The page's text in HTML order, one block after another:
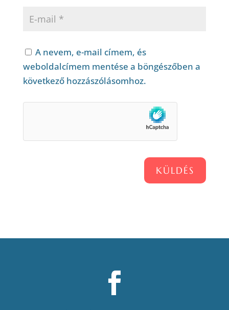
A nevem, e-mail címem, és
weboldalcímem mentése a böngészőben a
következő hozzászólásomhoz.
KÜLDÉS